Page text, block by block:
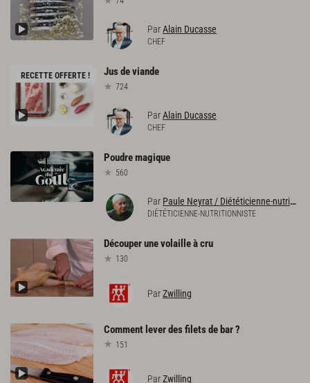
ParAlain Ducasse
CHEF
RECETTE OFFERTE ! Jusdeviande
724
ParAlain Ducasse
CHEF
Poudremagique
560
Par Paule Neyrat / Diététicienne-nutritionniste
DIÉTÉTICIENNE-NUTRITIONNISTE
Découperunevolailleàcru
130
ParZwilling
Comment leverdesfiletsde bar?
151
ParZwilling